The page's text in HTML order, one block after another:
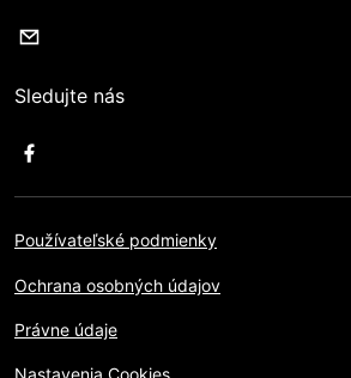
Sledujte nás
Používateľské podmienky
Ochrana osobných údajov
Právne údaje
Nastavenia Cookies